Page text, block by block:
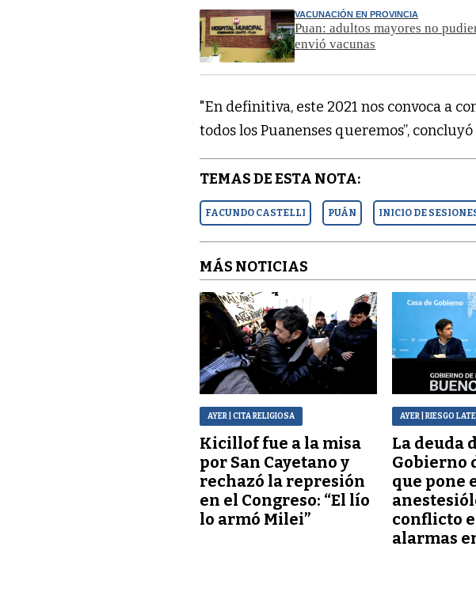
VACUNACIÓN EN PROVINCIA
Puan: adultos mayores no
envió vacunas
"En definitiva, este 2021 nos convoca a
todos los Puanenses queremos”, concluyó
TEMAS DE ESTA NOTA:
FACUNDO CASTELLI PUÁN INICIO DE
MÁS NOTICIAS
AYER | CITA RELIGIOSA
Kicillof fue a la misa
por San Cayetano y
rechazó la represión
en el Congreso: “El lío
lo armó Milei”
AYER | RIESGO
La deuda
Gobierno
que pone
conflicto
alarmas